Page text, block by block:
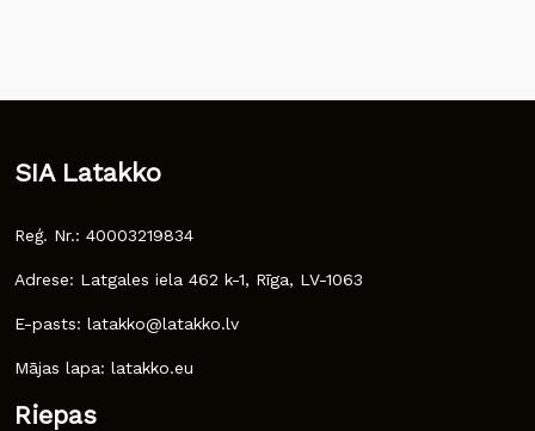
SIA Latakko
Reģ. Nr.: 40003219834
Adrese: Latgales iela 462 k-1, Rīga, LV-1063
E-pasts: latakko@latakko.lv
Mājas lapa: latakko.eu
Riepas